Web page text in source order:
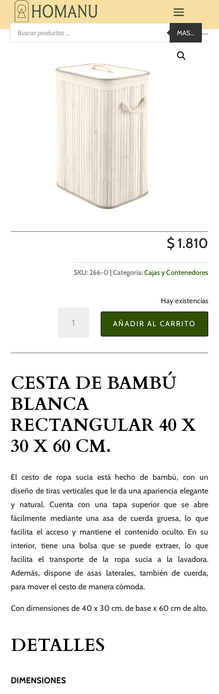
Búsqueda
productos
MAS...
$1.810
SKU:266-0 Categoría:Cajas y Contenedores
Hay existencias
Blanca
40
x
30
x
60
cm.
AÑADIR AL CARRITO
CESTA DE BAMBÚ
BLANCA
RECTANGULAR 40 X
30 X 60 CM.
El cesto de ropa sucia está hecho de bambú, con un
diseño de tiras verticales que le da una apariencia elegante
y natural. Cuenta con una tapa superior que se abre
fácilmente mediante una asa de cuerda gruesa, lo que
facilita el acceso y mantiene el contenido oculto. En su
interior, tiene una bolsa que se puede extraer, lo que
facilita el transporte de la ropa sucia a la lavadora.
Además, dispone de asas laterales, también de cuerda,
para mover el cesto de manera cómoda.
Con dimensiones de 40 x 30 cm. de base x 60 cm de alto.
DETALLES
DIMENSIONES